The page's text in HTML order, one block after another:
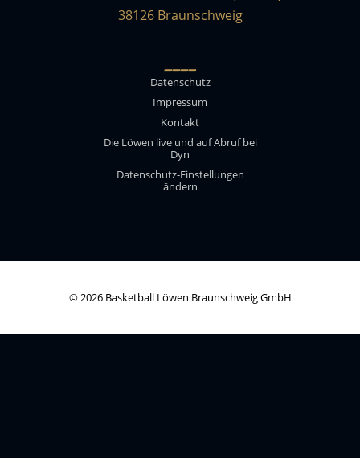
38126 Braunschweig
____
Datenschutz
Impressum
Kontakt
Die Löwen live und auf Abruf bei
Dyn
Datenschutz-Einstellungen
ändern
© 2026 Basketball Löwen Braunschweig GmbH